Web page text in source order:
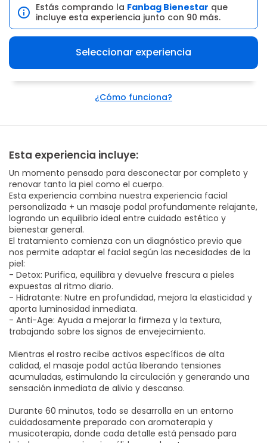
Estás comprando la Fanbag Bienestar que
incluye esta experiencia junto con 90 más.
Seleccionar experiencia
¿Cómo funciona?
Esta experiencia incluye:
Un momento pensado para desconectar por completo y
renovar tanto la piel como el cuerpo.
Esta experiencia combina nuestra experiencia facial
personalizada + un masaje podal profundamente relajante,
logrando un equilibrio ideal entre cuidado estético y
bienestar general.
El tratamiento comienza con un diagnóstico previo que
nos permite adaptar el facial según las necesidades de la
piel:
- Detox: Purifica, equilibra y devuelve frescura a pieles
expuestas al ritmo diario.
- Hidratante: Nutre en profundidad, mejora la elasticidad y
aporta luminosidad inmediata.
- Anti-Age: Ayuda a mejorar la firmeza y la textura,
trabajando sobre los signos de envejecimiento.
Mientras el rostro recibe activos específicos de alta
calidad, el masaje podal actúa liberando tensiones
acumuladas, estimulando la circulación y generando una
sensación inmediata de alivio y descanso.
Durante 60 minutos, todo se desarrolla en un entorno
cuidadosamente preparado con aromaterapia y
musicoterapia, donde cada detalle está pensado para